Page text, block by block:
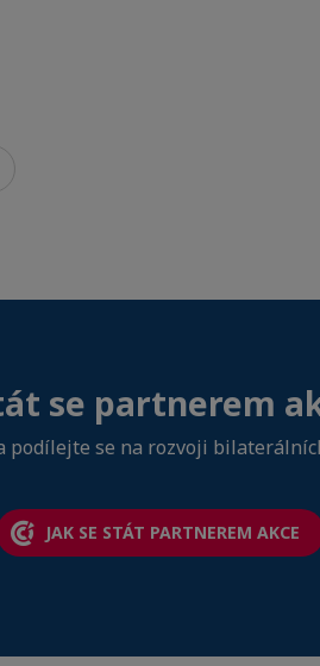
se partnerem
se na rozvoji
JAK SE STÁT PARTNEREM AKCE